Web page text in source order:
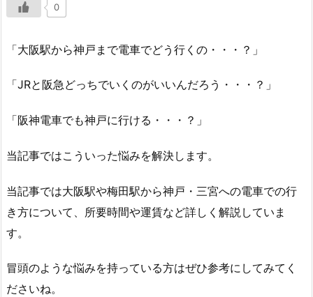
0
「大阪駅から神戸まで電車でどう行くの・・・？」
「JRと阪急どっちでいくのがいいんだろう・・・？」
「阪神電車でも神戸に行ける・・・？」
当記事ではこういった悩みを解決します。
当記事では大阪駅や梅田駅から神戸・三宮への電車での行
き方について、所要時間や運賃など詳しく解説していま
す。
冒頭のような悩みを持っている方はぜひ参考にしてみてく
ださいね。